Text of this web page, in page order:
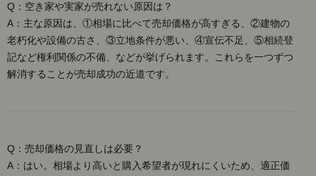
Q：空き家や実家が売れない原因は？
A：主な原因は、①相場に比べて売却価格が高すぎる、②建物の
老朽化や設備の古さ、③立地条件が悪い、④宣伝不足、⑤相続登
記など権利関係の不備、などが挙げられます。これらを一つずつ
解消することが売却成功の近道です。
Q：売却価格の見直しは必要？
A：はい。相場より高いと購入希望者が現れにくいため、適正価